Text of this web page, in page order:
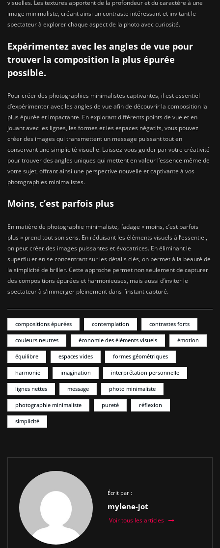
visuelles. Les textures apportent de la profondeur et du caractère à une
image minimaliste, créant ainsi un contraste intéressant et invitant le
spectateur à explorer chaque aspect de la photo avec curiosité.
Expérimentez avec les angles de vue pour
trouver la composition la plus épurée
possible.
Pour créer des photographies minimalistes captivantes, il est essentiel
d’expérimenter avec les angles de vue afin de découvrir la composition la
plus épurée et impactante. En explorant différents points de vue et en
jouant avec les lignes, les formes et les espaces négatifs, vous pouvez
créer des images qui transmettent un message puissant tout en
conservant une simplicité visuelle. Laissez-vous guider par votre créativité
pour trouver des angles uniques qui mettent en valeur l’essence même de
votre sujet, offrant ainsi une perspective nouvelle et captivante à vos
photographies minimalistes.
Moins, c’est parfois plus
En matière de photographie minimaliste, l’adage « moins, c’est parfois
plus » prend tout son sens. En réduisant les éléments visuels à l’essentiel,
on peut créer des images puissantes et évocatrices. En éliminant le
superflu et en se concentrant sur les détails clés, on permet à la beauté de
la simplicité de briller. Cette approche permet non seulement de capturer
des compositions épurées et harmonieuses, mais aussi d’inviter le
spectateur à s’immerger pleinement dans l’instant capturé.
compositions épurées contemplation contrastes forts
couleurs neutres économie des éléments visuels émotion
équilibre espaces vides formes géométriques
harmonie imagination interprétation personnelle
lignes nettes message photo minimaliste
photographie minimaliste pureté réflexion
simplicité
Écrit par :
mylene-jot
Voir tous les articles